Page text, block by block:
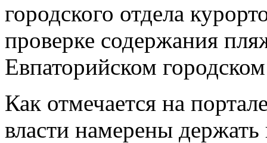
городского отдела
проверке содержания
Евпаторийском
Как отмечается на
власти намерены